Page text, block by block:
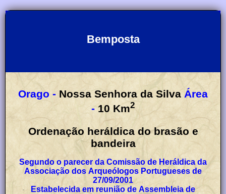
Bemposta
Orago - Nossa Senhora da Silva Área
- 10 Km2
Ordenação heráldica do brasão e
bandeira
Segundo o parecer da Comissão de Heráldica da
Associação dos Arqueólogos Portugueses de
27/09/2001
Estabelecida em reunião de Assembleia de